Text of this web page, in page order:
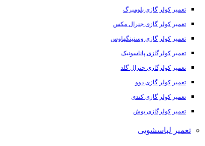
تعمیر کولر گازی بلومبرگ
تعمیر کولر گازی جنرال مکس
تعمیر کولر گازی وستینگهاوس
تعمیر کولرگازی پاناسونیک
تعمیر کولرگازی جنرال گلد
تعمیر کولر گازی دوو
تعمیر کولر گازی کندی
تعمیر کولرگازی بوش
تعمیر لباسشویی